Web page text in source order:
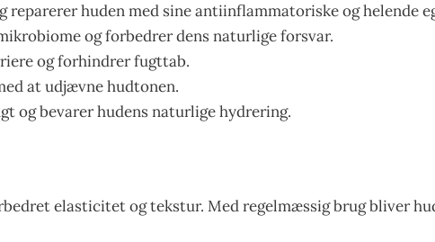
huden med sine antiinflammatoriske og helende
og forbedrer dens naturlige forsvar.
og forhindrer fugttab.
at udjævne hudtonen.
og bevarer hudens naturlige hydrering.
elasticitet og tekstur. Med regelmæssig brug bliver